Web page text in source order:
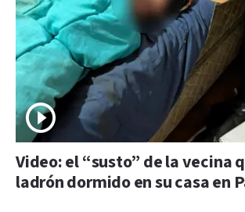
Video: el “susto” de la vecina
ladrón dormido en su casa en